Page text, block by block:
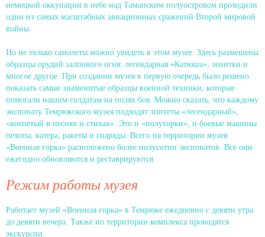
немецкой оккупации в небе над Таманским полуостровом проходили
одни из самых масштабных авиационных сражений Второй мировой
войны.
Но не только самолеты можно увидеть в этом музее. Здесь размешены
образцы орудий залпового огня: легендарная «Катюша», зенитки и
многое другое. При создании музея в первую очередь было решено
показать самые знаменитые образцы военной техники, которые
помогали нашим солдатам на полях боя. Можно сказать, что каждому
экспонату Темрюкского музея подходят эпитеты «легендарный»,
«воспетый в песнях и стихах». Это и «полуторки», и боевые машины
пехоты, катера, ракеты и снаряды. Всего на территории музея
«Военная горка» расположено более полусотни экспонатов. Все они
ежегодно обновляются и реставрируются.
Режим работы музея
Работает музей «Военная горка» в Темрюке ежедневно с девяти утра
до девяти вечера. Также по территории комплекса проводятся
экскурсии.